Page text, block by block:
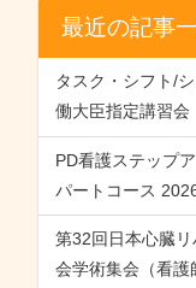
最近の記事
タスク・シフト/
働大臣指定講習会
PD看護ステップ
パートコース
第32回日本心臓
会学術集会（看護